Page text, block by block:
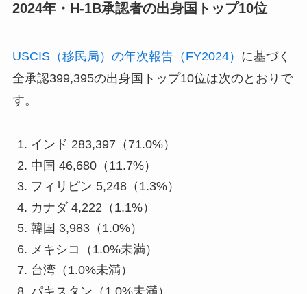
2024年・H-1B承認者の出身国トップ10位
USCIS（移民局）の年次報告（FY2024） に基づく
全承認399,395の出身国トップ10位は次のとおりで
す。
インド 283,397（71.0%）
中国 46,680（11.7%）
フィリピン 5,248（1.3%）
カナダ 4,222（1.1%）
韓国 3,983（1.0%）
メキシコ（1.0%未満）
台湾（1.0%未満）
パキスタン（1.0%未満）